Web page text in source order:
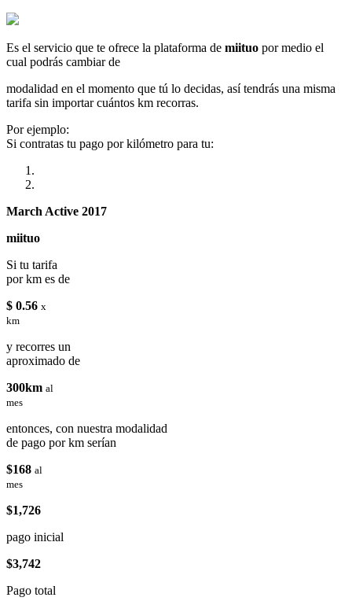
Es el servicio que te ofrece la plataforma de miituo por medio el
cual podrás cambiar de
modalidad en el momento que tú lo decidas, así tendrás una misma
tarifa sin importar cuántos km recorras.
Por ejemplo:
Si contratas tu pago por kilómetro para tu:
March Active 2017
miituo
Si tu tarifa
por km es de
$ 0.56 x
km
y recorres un
aproximado de
300km al
mes
entonces, con nuestra modalidad
de pago por km serían
$168 al
mes
$1,726
pago inicial
$3,742
Pago total